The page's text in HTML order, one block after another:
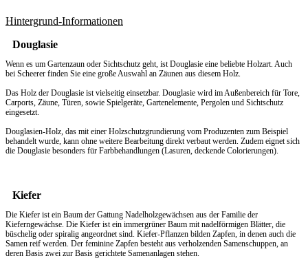
Hintergrund-Informationen
Douglasie
Wenn es um Gartenzaun oder Sichtschutz geht, ist Douglasie eine beliebte Holzart. Auch
bei Scheerer finden Sie eine große Auswahl an Zäunen aus diesem Holz.
Das Holz der Douglasie ist vielseitig einsetzbar. Douglasie wird im Außenbereich für Tore,
Carports, Zäune, Türen, sowie Spielgeräte, Gartenelemente, Pergolen und Sichtschutz
eingesetzt.
Douglasien-Holz, das mit einer Holzschutzgrundierung vom Produzenten zum Beispiel
behandelt wurde, kann ohne weitere Bearbeitung direkt verbaut werden. Zudem eignet sich
die Douglasie besonders für Farbbehandlungen (Lasuren, deckende Colorierungen).
Kiefer
Die Kiefer ist ein Baum der Gattung Nadelholzgewächsen aus der Familie der
Kieferngewächse. Die Kiefer ist ein immergrüner Baum mit nadelförmigen Blätter, die
büschelig oder spiralig angeordnet sind. Kiefer-Pflanzen bilden Zapfen, in denen auch die
Samen reif werden. Der feminine Zapfen besteht aus verholzenden Samenschuppen, an
deren Basis zwei zur Basis gerichtete Samenanlagen stehen.